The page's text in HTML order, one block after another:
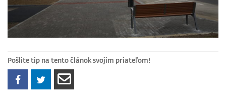
Pošlite tip na tento článok svojim priateľom!